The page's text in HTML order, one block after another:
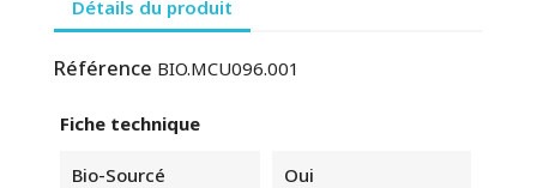
Détails du produit
Référence BIO.MCU096.001
Fiche technique
Bio-Sourcé Oui